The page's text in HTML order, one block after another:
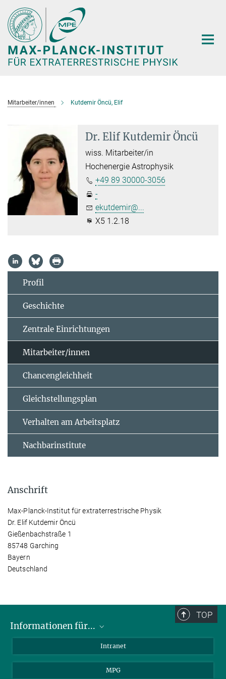
Hauptinhalt
Mitarbeiter/innen Kutdemir Öncü, Elif
Dr. Elif Kutdemir Öncü
wiss. Mitarbeiter/in
Hochenergie Astrophysik
+49 89 30000-3056
-
ekutdemir@...
X5 1.2.18
Profil
Geschichte
Zentrale Einrichtungen
Mitarbeiter/innen
Chancengleichheit
Gleichstellungsplan
Verhalten am Arbeitsplatz
Nachbarinstitute
Anschrift
Max-Planck-Institut für extraterrestrische Physik
Dr. Elif Kutdemir Öncü
Gießenbachstraße 1
85748 Garching
Bayern
Deutschland
TOP
Informationen für...
Studenten
Journalisten
Intranet
MPG